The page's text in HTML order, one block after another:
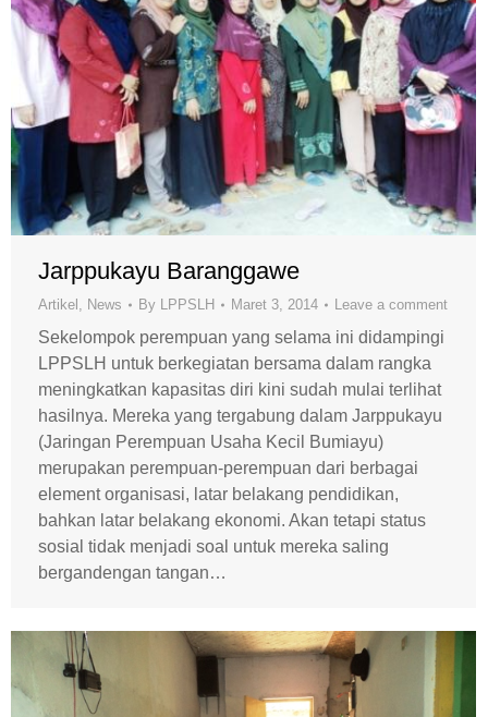
Jarppukayu Baranggawe
Artikel , News By LPPSLH Maret 3, 2014 Leave a comment
Sekelompok perempuan yang selama ini didampingi
LPPSLH untuk berkegiatan bersama dalam rangka
meningkatkan kapasitas diri kini sudah mulai terlihat
hasilnya. Mereka yang tergabung dalam Jarppukayu
(Jaringan Perempuan Usaha Kecil Bumiayu)
merupakan perempuan-perempuan dari berbagai
element organisasi, latar belakang pendidikan,
bahkan latar belakang ekonomi. Akan tetapi status
sosial tidak menjadi soal untuk mereka saling
bergandengan tangan…